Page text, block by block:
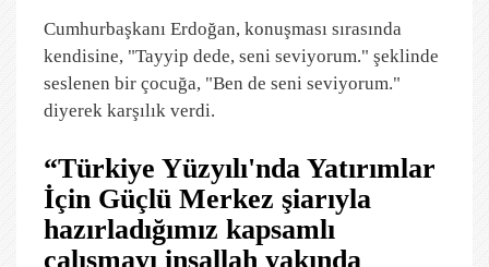
Cumhurbaşkanı Erdoğan, konuşması sırasında
kendisine, "Tayyip dede, seni seviyorum." şeklinde
seslenen bir çocuğa, "Ben de seni seviyorum."
diyerek karşılık verdi.
“Türkiye Yüzyılı'nda Yatırımlar
İçin Güçlü Merkez şiarıyla
hazırladığımız kapsamlı
çalışmayı inşallah yakında